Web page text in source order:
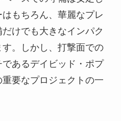
もちろん、華麗なプレ
けでも大きなインパク
す。しかし、打撃面での
あるデイビッド・ポプ
要なプロジェクトの一